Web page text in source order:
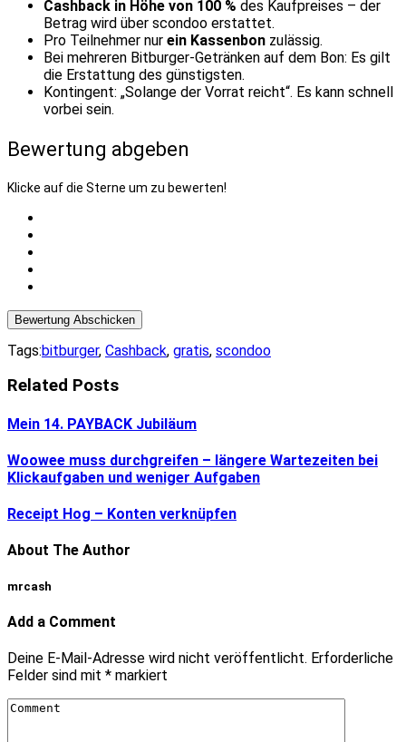
Cashback in Höhe von 100 % des Kaufpreises – der
Betrag wird über scondoo erstattet.
Pro Teilnehmer nur ein Kassenbon zulässig.
Bei mehreren Bitburger-Getränken auf dem Bon: Es gilt
die Erstattung des günstigsten.
Kontingent: „Solange der Vorrat reicht“. Es kann schnell
vorbei sein.
Bewertung abgeben
Klicke auf die Sterne um zu bewerten!
Bewertung Abschicken
Tags:bitburger, Cashback, gratis, scondoo
Related Posts
Mein 14. PAYBACK Jubiläum
Woowee muss durchgreifen – längere Wartezeiten bei
Klickaufgaben und weniger Aufgaben
Receipt Hog – Konten verknüpfen
About The Author
mrcash
Add a Comment
Deine E-Mail-Adresse wird nicht veröffentlicht. Erforderliche
Felder sind mit * markiert